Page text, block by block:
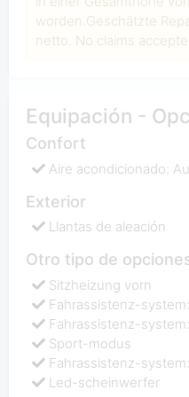
worden.Geschätzte
netto. No claims
Equipación -
Confort
Aire acondicionado:
Exterior
Llantas de aleación
Otro tipo de
Sitzheizung vorn
Fahrassistenz-
Fahrassistenz-
Sport-modus
Fahrassistenz-
Led-scheinwerfer